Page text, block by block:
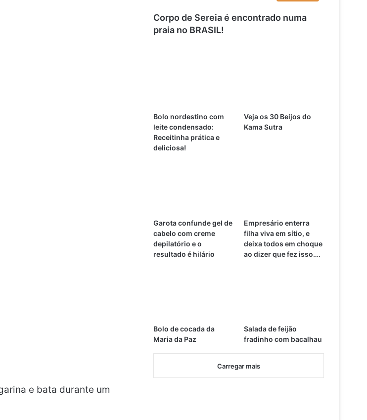
e bata durante um
Corpo de Sereia é encontrado numa
praia no BRASIL!
Bolo nordestino com
leite condensado:
Receitinha prática e
deliciosa!
Veja os 30 Beijos do
Kama Sutra
Garota confunde gel de
cabelo com creme
depilatório e o
resultado é hilário
Empresário enterra
filha viva em sítio, e
deixa todos em choque
ao dizer que fez isso….
Bolo de cocada da
Maria da Paz
Salada de feijão
fradinho com bacalhau
Carregar mais